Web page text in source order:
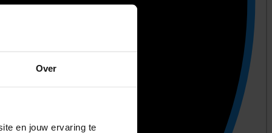
Over
en jouw ervaring te